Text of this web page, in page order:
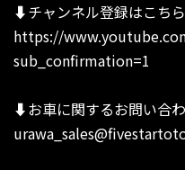
⬇︎チャンネル登録はこちら
https://
sub_confirmation=1
⬇︎お車に関するお問い合